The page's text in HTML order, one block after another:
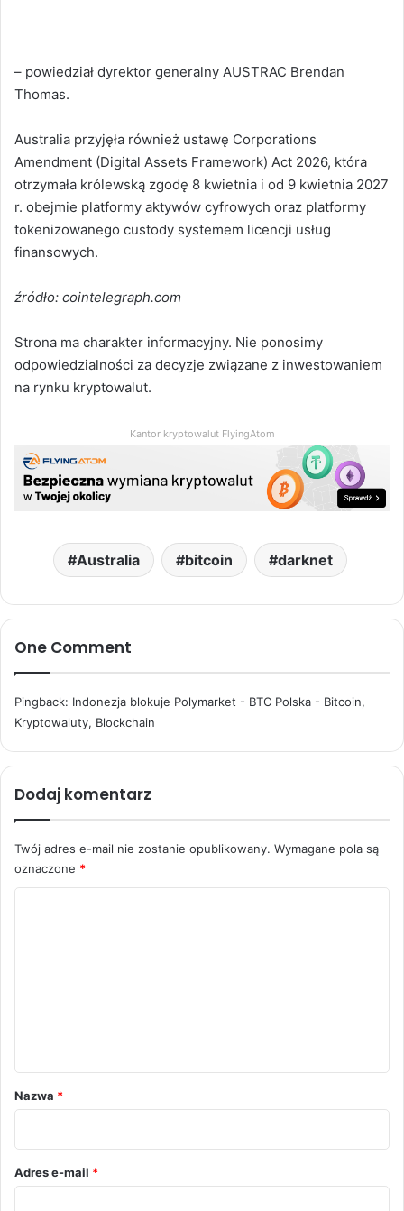
– powiedział dyrektor generalny AUSTRAC Brendan
Thomas.
Australia przyjęła również ustawę Corporations
Amendment (Digital Assets Framework) Act 2026, która
otrzymała królewską zgodę 8 kwietnia i od 9 kwietnia 2027
r. obejmie platformy aktywów cyfrowych oraz platformy
tokenizowanego custody systemem licencji usług
finansowych.
źródło: cointelegraph.com
Strona ma charakter informacyjny. Nie ponosimy
odpowiedzialności za decyzje związane z inwestowaniem
na rynku kryptowalut.
Kantor kryptowalut FlyingAtom
Australia bitcoin darknet
One Comment
Pingback: Indonezja blokuje Polymarket - BTC Polska - Bitcoin,
Kryptowaluty, Blockchain
Dodaj komentarz
Twój adres e-mail nie zostanie opublikowany. Wymagane pola są
oznaczone *
r
*
Nazwa *
Adres e-mail *